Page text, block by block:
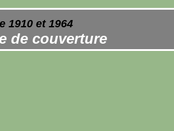
1910 et 1964
de couverture